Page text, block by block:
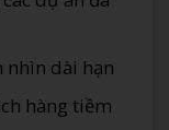
nhìn dài hạn
hàng tiềm